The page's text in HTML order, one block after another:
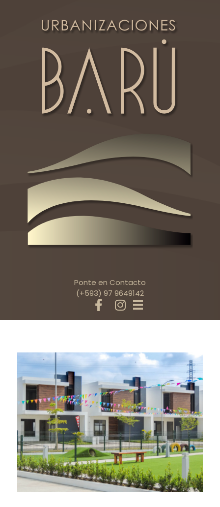
Ponte en Contacto
(+593) 97 9649142